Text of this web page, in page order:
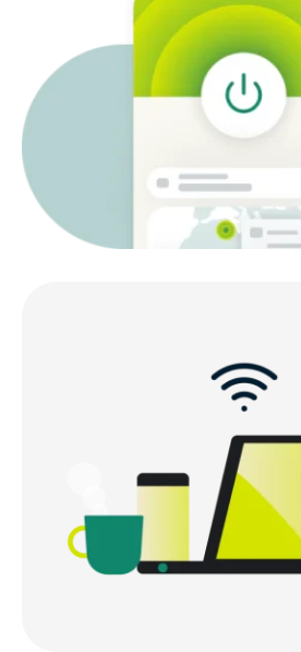
Các tính năng của ExpressVPN
Tương thích với mọi thiết bị iOS
Tại sao nên chọn ExpressVPN
Mọi người nói gì về ExpressVPN
Dùng thử ExpressVPN miễn phí